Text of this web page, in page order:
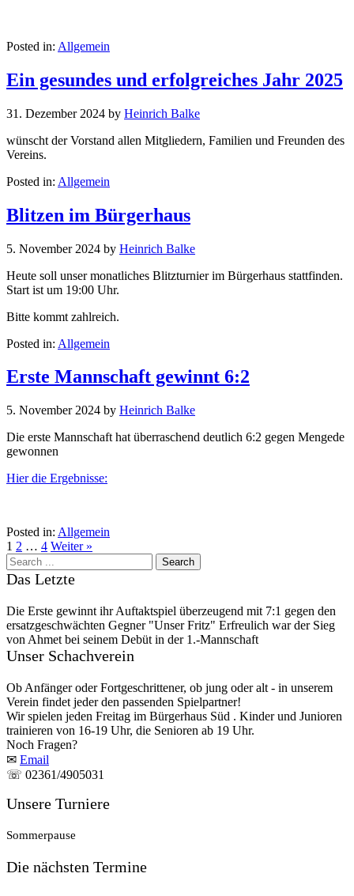
Posted in: Allgemein
Ein gesundes und erfolgreiches Jahr 2025
31. Dezember 2024 by Heinrich Balke
wünscht der Vorstand allen Mitgliedern, Familien und Freunden des
Vereins.
Posted in: Allgemein
Blitzen im Bürgerhaus
5. November 2024 by Heinrich Balke
Heute soll unser monatliches Blitzturnier im Bürgerhaus stattfinden.
Start ist um 19:00 Uhr.
Bitte kommt zahlreich.
Posted in: Allgemein
Erste Mannschaft gewinnt 6:2
5. November 2024 by Heinrich Balke
Die erste Mannschaft hat überraschend deutlich 6:2 gegen Mengede
gewonnen
Hier die Ergebnisse:
Posted in: Allgemein
1 2 … 4 Weiter »
Das Letzte
Die Erste gewinnt ihr Auftaktspiel überzeugend mit 7:1 gegen den
ersatzgeschwächten Gegner "Unser Fritz" Erfreulich war der Sieg
von Ahmet bei seinem Debüt in der 1.-Mannschaft
Unser Schachverein
Ob Anfänger oder Fortgeschrittener, ob jung oder alt - in unserem
Verein findet jeder den passenden Spielpartner!
Wir spielen jeden Freitag im Bürgerhaus Süd . Kinder und Junioren
trainieren von 16-19 Uhr, die Senioren ab 19 Uhr.
Noch Fragen?
✉ Email
☏ 02361/4905031
Unsere Turniere
Sommerpause
Die nächsten Termine